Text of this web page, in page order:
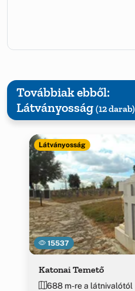
Továbbiak ebből:
Látványosság (12 darab)
15537
Látványosság
Katonai Temető
688 m-re a látnivalótól